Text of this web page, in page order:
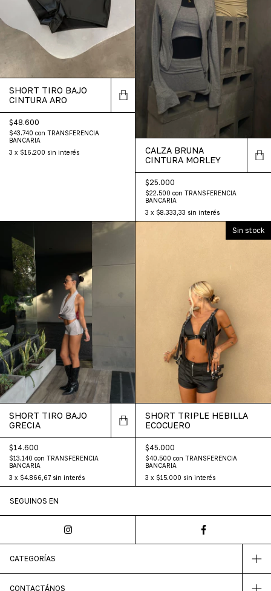
SHORT TIRO BAJO
CINTURA ARO
$48.600
$43.740 con TRANSFERENCIA
BANCARIA
3 x $16.200 sin interés
CALZA BRUNA
CINTURA MORLEY
$25.000
$22.500 con TRANSFERENCIA
BANCARIA
3 x $8.333,33 sin interés
SHORT TIRO BAJO
GRECIA
$14.600
$13.140 con TRANSFERENCIA
BANCARIA
3 x $4.866,67 sin interés
Sin stock
SHORT TRIPLE HEBILLA
ECOCUERO
$45.000
$40.500 con TRANSFERENCIA
BANCARIA
3 x $15.000 sin interés
SEGUINOS EN
CATEGORÍAS
CONTACTÁNOS